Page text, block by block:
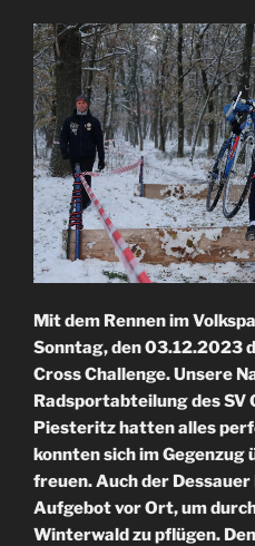
Mit dem Rennen im
Sonntag, den 03.12.2023
Cross Challenge. Unsere
Radsportabteilung des
Piesteritz hatten alles
konnten sich im
freuen. Auch der
Aufgebot vor Ort, um
Winterwald zu pflügen.